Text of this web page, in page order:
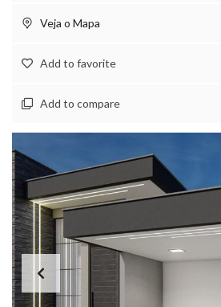
Veja o Mapa
Add to favorite
Add to compare